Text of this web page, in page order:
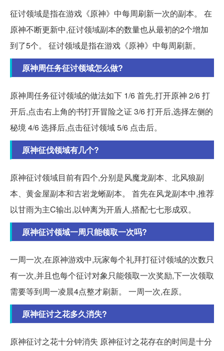
征讨领域是指在游戏《原神》中每周刷新一次的副本。 在
原神不断更新中,征讨领域副本的数量也从最初的2个增加
到了5个。 征讨领域是指在游戏《原神》中每周刷新。
原神周任务征讨领域怎么做?
原神周任务征讨领域的做法如下 1/6 首先,打开原神 2/6 打
开后,点击右上角的书打开冒险之证 3/6 打开后,选择左侧的
秘境 4/6 选择后,点击征讨领域 5/6 点击后。
原神征伐领域有几个?
原神征讨领域目前有四个,分别是风魔龙副本、北风狼副
本、黄金屋副本和古岩龙蜥副本。 首先在风龙副本中,推荐
以甘雨为主C输出,以钟离为开盾人,搭配七七形成双。
原神征讨领域一周只能领取一次吗?
一周一次,在原神游戏中,玩家每个礼拜打征讨领域的次数只
有一次,并且也每个征讨对象只能领取一次奖励,下一次领取
需要等到周一凌晨4点整才刷新。 一周一次,在原。
原神征讨之花多久消失?
原神征讨之花十分钟消失 原神征讨之花存在的时间是十分